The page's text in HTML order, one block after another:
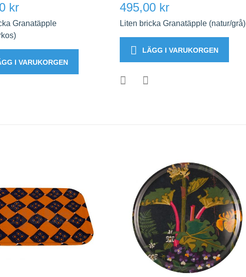
kr
Granatäpple
I VARUKORGEN
495,00 kr
Liten bricka Granatäpple (natur/grå)
LÄGG I VARUKORGEN